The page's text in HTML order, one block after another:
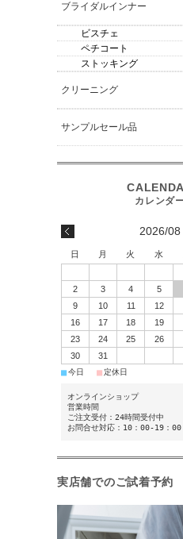
ブライダルインナー
ビスチェ
ペチコート
ストッキング
クリーニング
サンプルセール品
2026/08
日 月 火 水
2
3 4 5
9
10 11 12
16
17 18 19
23
24 25 26
30
31
■今日 ■定休日
オンラインショップ
営業時間
ご注文受付：24時間受付中
お問合せ対応：10：00-19：00
実店舗でのご試着予約